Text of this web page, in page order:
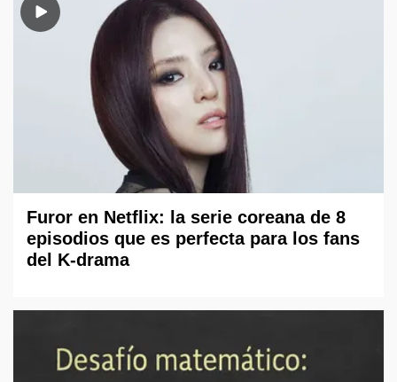
Furor en Netflix: la serie coreana de 8
episodios que es perfecta para los fans
del K-drama